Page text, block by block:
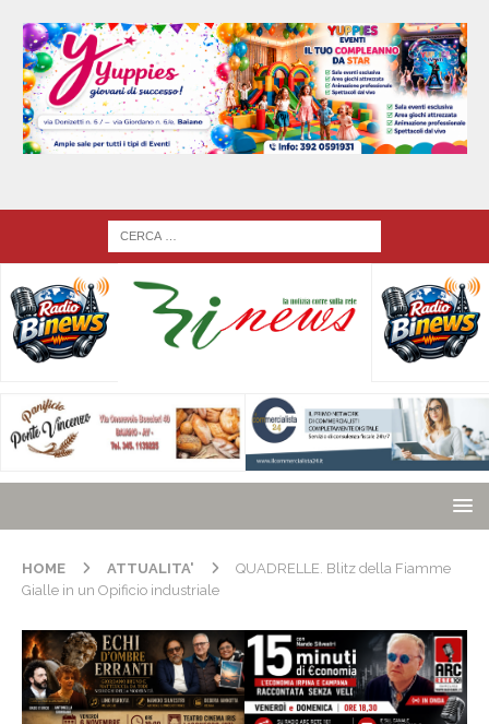
HOME ATTUALITA'
QUADRELLE. Blitz della Fiamme
Gialle in un Opificio industriale